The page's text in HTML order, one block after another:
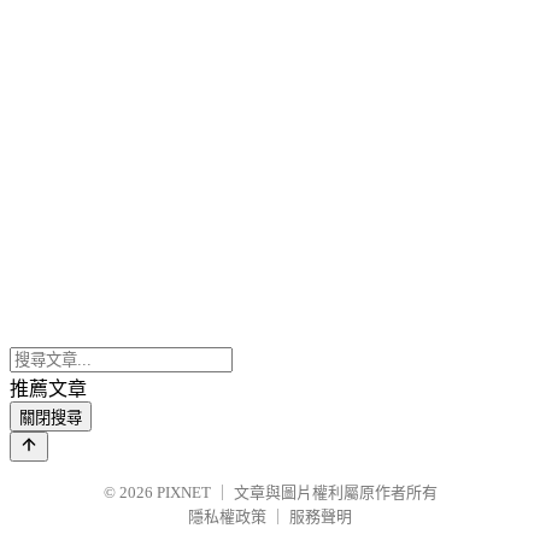
推薦文章
關閉搜尋
© 2026 PIXNET
文章與圖片權利屬原作者所有
隱私權政策
服務聲明